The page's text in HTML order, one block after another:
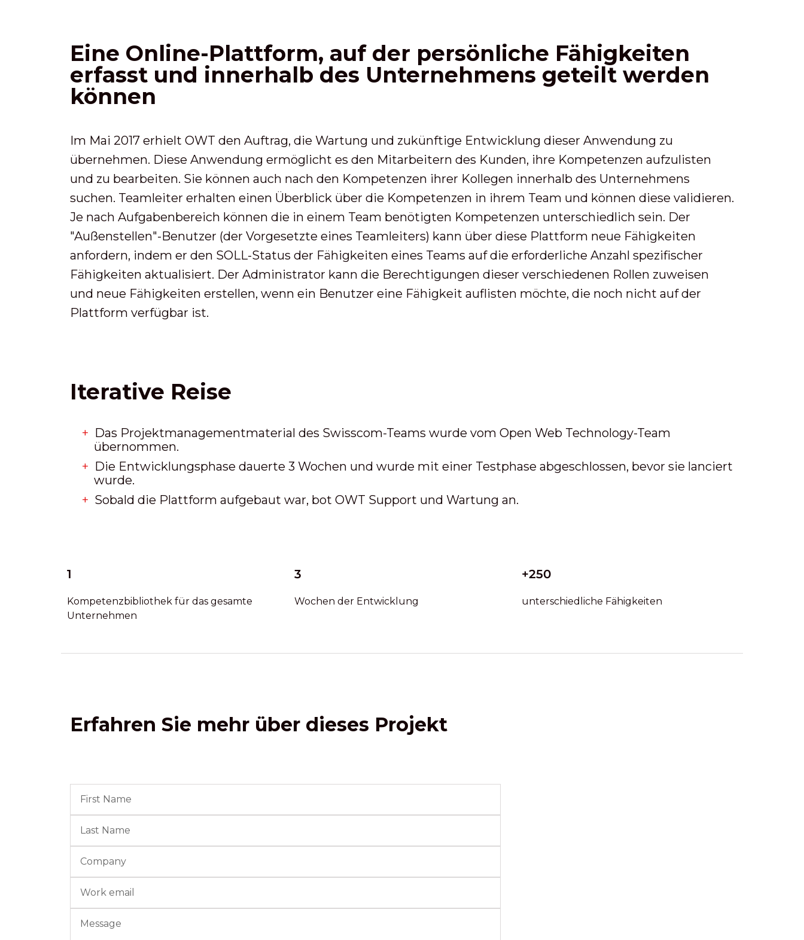
Eine Online-Plattform, auf der persönliche Fähigkeiten
erfasst und innerhalb des Unternehmens geteilt werden
können
Im Mai 2017 erhielt OWT den Auftrag, die Wartung und zukünftige Entwicklung dieser Anwendung zu
übernehmen. Diese Anwendung ermöglicht es den Mitarbeitern des Kunden, ihre Kompetenzen aufzulisten
und zu bearbeiten. Sie können auch nach den Kompetenzen ihrer Kollegen innerhalb des Unternehmens
suchen. Teamleiter erhalten einen Überblick über die Kompetenzen in ihrem Team und können diese validieren.
Je nach Aufgabenbereich können die in einem Team benötigten Kompetenzen unterschiedlich sein. Der
"Außenstellen"-Benutzer (der Vorgesetzte eines Teamleiters) kann über diese Plattform neue Fähigkeiten
anfordern, indem er den SOLL-Status der Fähigkeiten eines Teams auf die erforderliche Anzahl spezifischer
Fähigkeiten aktualisiert. Der Administrator kann die Berechtigungen dieser verschiedenen Rollen zuweisen
und neue Fähigkeiten erstellen, wenn ein Benutzer eine Fähigkeit auflisten möchte, die noch nicht auf der
Plattform verfügbar ist.
Iterative Reise
Das Projektmanagementmaterial des Swisscom-Teams wurde vom Open Web Technology-Team
übernommen.
Die Entwicklungsphase dauerte 3 Wochen und wurde mit einer Testphase abgeschlossen, bevor sie lanciert
wurde.
Sobald die Plattform aufgebaut war, bot OWT Support und Wartung an.
1
Kompetenzbibliothek für das gesamte
Unternehmen
3
Wochen der Entwicklung
+250
unterschiedliche Fähigkeiten
Erfahren Sie mehr über dieses Projekt